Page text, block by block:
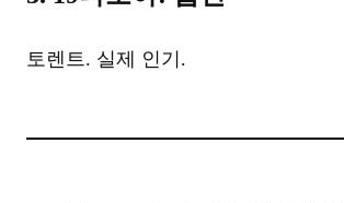
토렌트. 실제 인기.